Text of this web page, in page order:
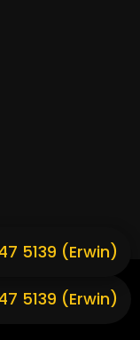
5139 (Erwin)
5139 (Erwin)
KONSTRUKSI